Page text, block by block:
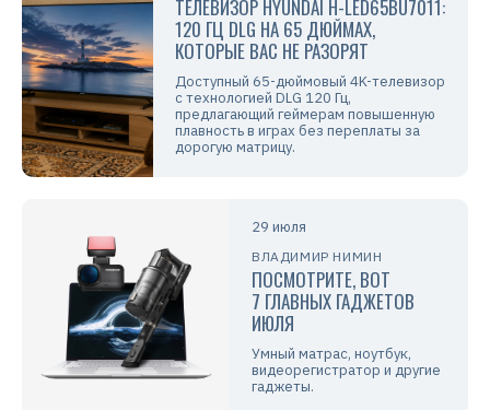
ТЕЛЕВИЗОР HYUNDAI H-LED65BU7011:
120 ГЦ DLG НА 65 ДЮЙМАХ,
КОТОРЫЕ ВАС НЕ РАЗОРЯТ
Доступный 65-дюймовый 4K-телевизор
с технологией DLG 120 Гц,
предлагающий геймерам повышенную
плавность в играх без переплаты за
дорогую матрицу.
29 июля
ВЛАДИМИР НИМИН
ПОСМОТРИТЕ, ВОТ
7 ГЛАВНЫХ ГАДЖЕТОВ
ИЮЛЯ
Умный матрас, ноутбук,
видеорегистратор и другие
гаджеты.